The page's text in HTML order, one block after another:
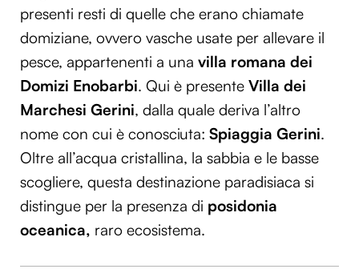
presenti resti di quelle che erano chiamate
domiziane, ovvero vasche usate per allevare il
pesce, appartenenti a una villa romana dei
Domizi Enobarbi. Qui è presente Villa dei
Marchesi Gerini, dalla quale deriva l’altro
nome con cui è conosciuta: Spiaggia Gerini.
Oltre all’acqua cristallina, la sabbia e le basse
scogliere, questa destinazione paradisiaca si
distingue per la presenza di posidonia
oceanica, raro ecosistema.